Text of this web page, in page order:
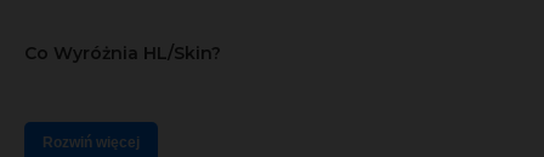
Co Wyróżnia HL/Skin?
Rozwiń więcej